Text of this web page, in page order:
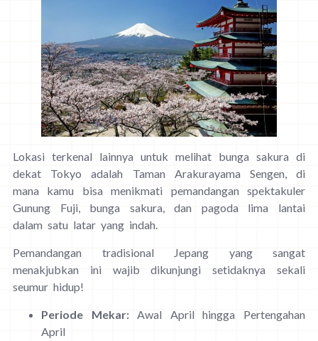
Lokasi terkenal lainnya untuk melihat bunga sakura di
dekat Tokyo adalah Taman Arakurayama Sengen, di
mana kamu bisa menikmati pemandangan spektakuler
Gunung Fuji, bunga sakura, dan pagoda lima lantai
dalam satu latar yang indah.
Pemandangan tradisional Jepang yang sangat
menakjubkan ini wajib dikunjungi setidaknya sekali
seumur hidup!
Periode Mekar:Awal April hingga Pertengahan
April